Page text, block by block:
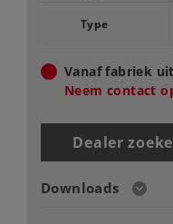
Type
Vanaf fabriek
Neem contact
Dealer
Downloads